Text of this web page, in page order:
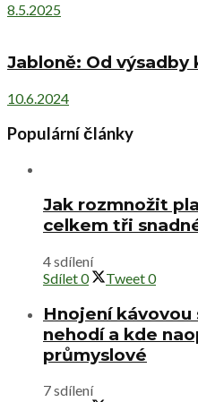
8.5.2025
Jabloně: Od
10.6.2024
Populární články
Jak rozmnožit
celkem tři
4 sdílení
Sdílet0 Tweet0
Hnojení kávovou
nehodí a kde
průmyslové
7 sdílení